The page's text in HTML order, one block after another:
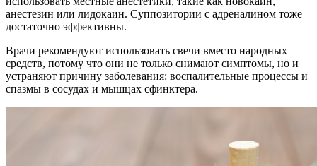
анестезин или лидокаин. Суппозитории с адреналином тоже
достаточно эффективны.
Врачи рекомендуют использовать свечи вместо народных
средств, потому что они не только снимают симптомы, но и
устраняют причину заболевания: воспалительные процессы и
спазмы в сосудах и мышцах сфинктера.